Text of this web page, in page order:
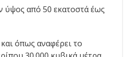
ύψος από 50 εκατοστά έως
όπως αναφέρει το